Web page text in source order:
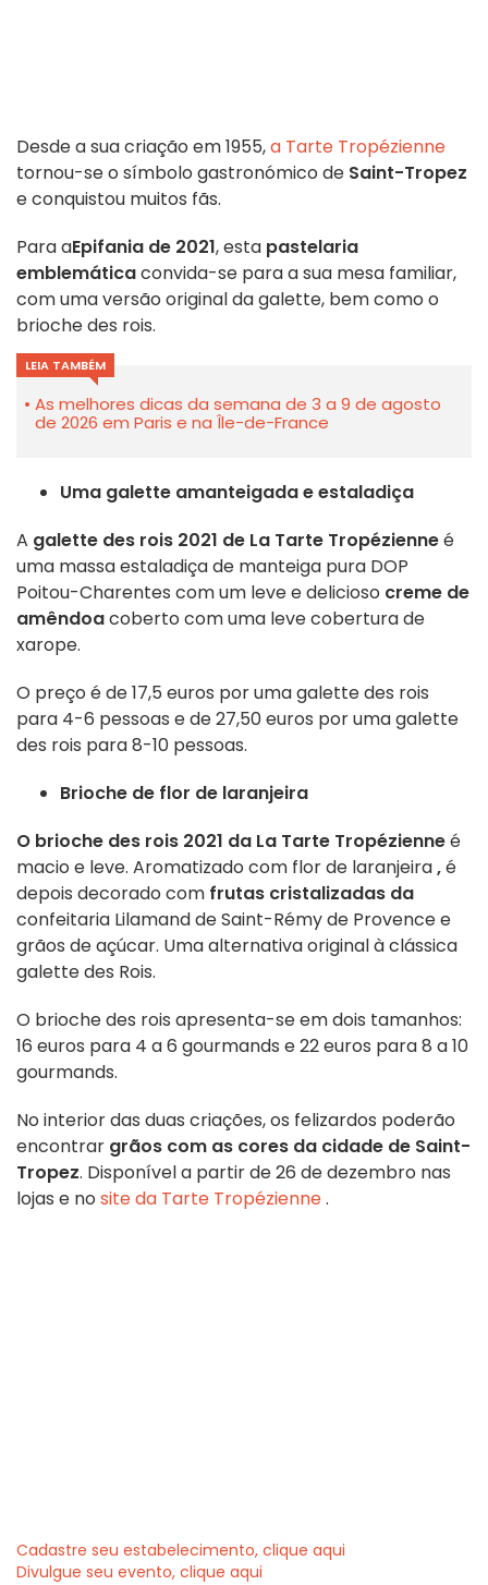
Desde a sua criação em 1955,a Tarte Tropézienne
tornou-se o símbolo gastronómico de Saint-Tropez
e conquistou muitos fãs.
Para aEpifania de 2021, esta pastelaria
emblemáticaconvida-se para a sua mesa familiar,
com uma versão original da galette, bem como o
brioche des rois.
LEIA TAMBÉM
As melhores dicas da semana de 3 a 9 de agosto
de 2026 em Paris e na Île-de-France
Uma galette amanteigada e estaladiça
A galette des rois 2021 de La Tarte Tropézienneé
uma massa estaladiça de manteiga pura DOP
Poitou-Charentes com um leve e delicioso creme de
amêndoacoberto com uma leve cobertura de
xarope.
O preço é de 17,5 euros por uma galette des rois
para 4-6 pessoas e de 27,50 euros por uma galette
des rois para 8-10 pessoas.
Brioche de flor de laranjeira
O brioche des rois 2021 da La Tarte Tropézienneé
macio e leve. Aromatizado com flor de laranjeira,é
depois decorado com frutas cristalizadas da
confeitaria Lilamand de Saint-Rémy de Provence e
grãos de açúcar. Uma alternativa original à clássica
galette des Rois.
O brioche des rois apresenta-se em dois tamanhos:
16 euros para 4 a 6 gourmands e 22 euros para 8 a 10
gourmands.
No interior das duas criações, os felizardos poderão
encontrar grãos com as cores da cidade de Saint-
Tropez. Disponível a partir de 26 de dezembro nas
lojas e no site da Tarte Tropézienne.
Cadastre seu estabelecimento, clique aqui
Divulgue seu evento, clique aqui